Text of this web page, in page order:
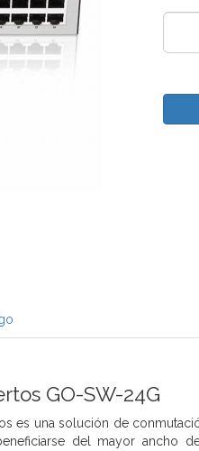
GO-SW-24G
es una solución de
del mayor ancho